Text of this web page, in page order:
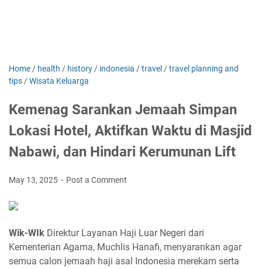
Home / health / history / indonesia /travel /travel planning and
tips /Wisata Keluarga
Kemenag Sarankan Jemaah Simpan
Lokasi Hotel, Aktifkan Waktu di Masjid
Nabawi, dan Hindari Kerumunan Lift
May 13, 2025 Post a Comment
Wik-WIk Direktur Layanan Haji Luar Negeri dari
Kementerian Agama, Muchlis Hanafi, menyarankan agar
semua calon jemaah haji asal Indonesia merekam serta